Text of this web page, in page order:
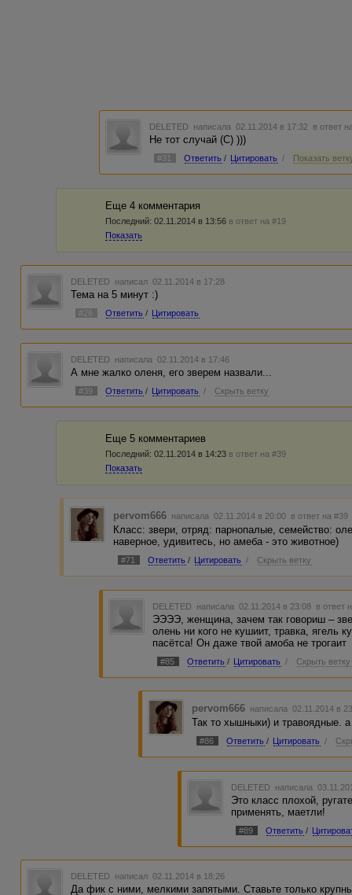
DELETED написала 02.11.2014 в 17:32 в ответ
Не тот случай (С) )))
#31 Ответить / Цитировать / Показать
Еще 4 комментария
Последний: 02.11.2014 в 13:56 в ответ на #19
Показать
DELETED написал 02.11.2014 в 17:28
Тема на 5 минут :)
#26 Ответить / Цитировать
DELETED написала 02.11.2014 в 17:46
А мне жалко оленя, его зверем назвали...
#39 Ответить / Цитировать / Скрыть ветку
Еще 5 комментариев
Последний: 02.11.2014 в 14:23 в ответ на #39
Показать
pervom666 написала 02.11.2014 в 20:00 в ответ на #39
Класс: звери, отряд: парнопалые, семейство:
наверное, удивитесь, но амеба - это животное)
#71 Ответить / Цитировать / Скрыть ветку
DELETED написала 02.11.2014 в 23:08 в ответ
ЭЭЭЭ, женщина, зачем так говориш –
олень ни кого не кушиит, травка, ягель
пасётса! Он даже твой амоба не трогаит
#85 Ответить / Цитировать / Скрыть ветку
pervom666 написала 02.11.2014 в
Так то хышныки) и травоядные.
#86 Ответить / Цитировать /
DELETED написала
Это класс плохой,
применять, маетли!
#89 Ответить /
DELETED написал 02.11.2014 в 18:26
Да фик с ними, мелкими запятыми. Ставьте только